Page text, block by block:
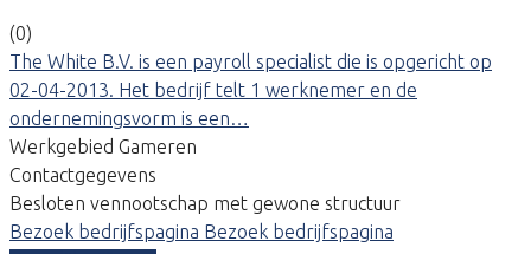
(0)
The White B.V. is een payroll specialist die is opgericht op
02-04-2013. Het bedrijf telt 1 werknemer en de
ondernemingsvorm is een…
Werkgebied Gameren
Contactgegevens
Besloten vennootschap met gewone structuur
Bezoek bedrijfspagina Bezoek bedrijfspagina